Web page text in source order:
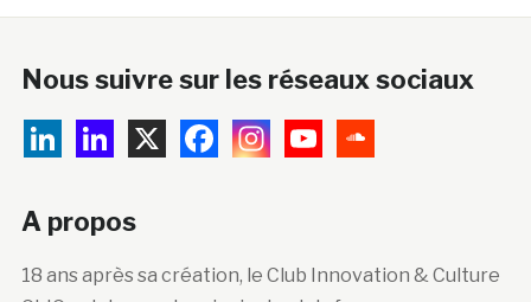
Nous suivre sur les réseaux sociaux
A propos
18 ans après sa création, le Club Innovation & Culture